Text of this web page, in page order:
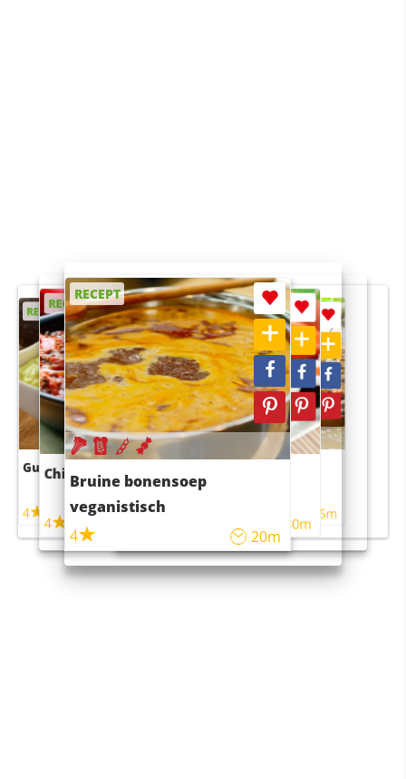
RECEPT
Guacamole
4
RECEPT
Chili con carne
4 45m
RECEPT
Bruine bonensoep
veganistisch
4
20m
RECEPT
Sushi rijstsalade
maaltijdsalade
40m
RECEPT
4 55m